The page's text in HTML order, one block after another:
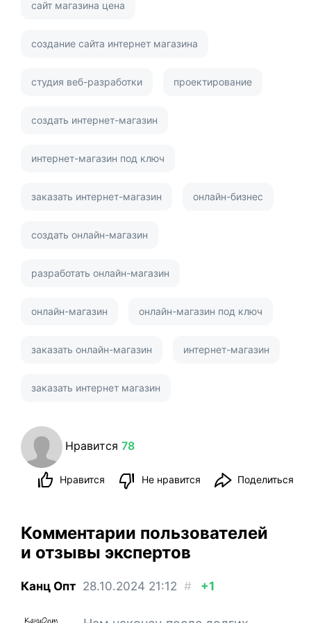
сайт магазина цена
создание сайта интернет магазина
студия веб-разработки проектирование
создать интернет-магазин
интернет-магазин под ключ
заказать интернет-магазин онлайн-бизнес
создать онлайн-магазин
разработать онлайн-магазин
онлайн-магазин онлайн-магазин под ключ
заказать онлайн-магазин интернет-магазин
заказать интернет магазин
Нравится 78
Нравится Не нравится Поделиться
Комментарии пользователей
и отзывы экспертов
Канц Опт 28.10.2024 21:12 # +1